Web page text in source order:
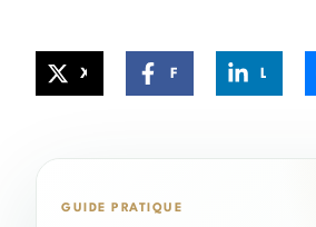
GUIDE PRATIQUE